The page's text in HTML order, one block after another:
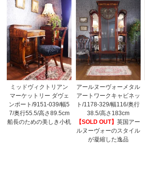
ミッドヴィクトリアン
マーケットリー ダヴェ
ンポート/9151-039/幅5
7/奥行55.5/高さ89.5cm
船長のための美しき小机
アールヌーヴォーメタル
アートワークキャビネッ
ト/1178-329/幅116/奥行
38.5/高さ183cm
【SOLD OUT】英国アー
ルヌーヴォーのスタイル
が凝縮した逸品